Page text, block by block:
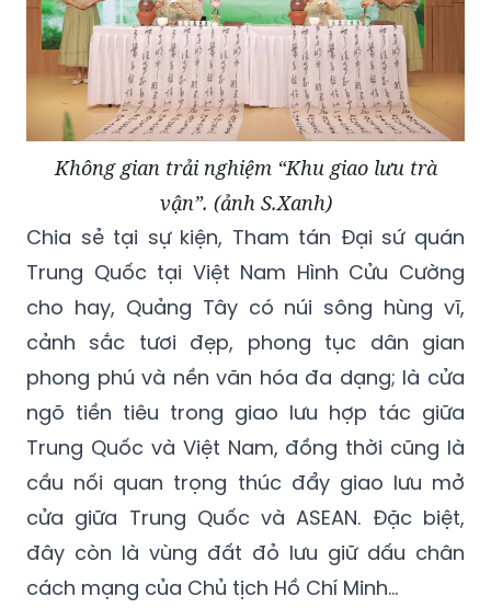
Không gian trải nghiệm “Khu giao lưu trà
vận”. (ảnh S.Xanh)
Chia sẻ tại sự kiện, Tham tán Đại sứ quán
Trung Quốc tại Việt Nam Hình Cửu Cường
cho hay, Quảng Tây có núi sông hùng vĩ,
cảnh sắc tươi đẹp, phong tục dân gian
phong phú và nền văn hóa đa dạng; là cửa
ngõ tiền tiêu trong giao lưu hợp tác giữa
Trung Quốc và Việt Nam, đồng thời cũng là
cầu nối quan trọng thúc đẩy giao lưu mở
cửa giữa Trung Quốc và ASEAN. Đặc biệt,
đây còn là vùng đất đỏ lưu giữ dấu chân
cách mạng của Chủ tịch Hồ Chí Minh...